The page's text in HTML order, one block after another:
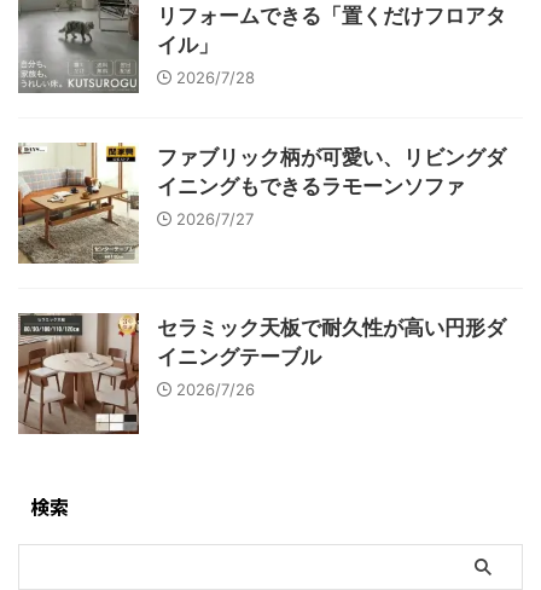
リフォームできる「置くだけフロアタ
イル」
2026/7/28
ファブリック柄が可愛い、リビングダ
イニングもできるラモーンソファ
2026/7/27
セラミック天板で耐久性が高い円形ダ
イニングテーブル
2026/7/26
検索